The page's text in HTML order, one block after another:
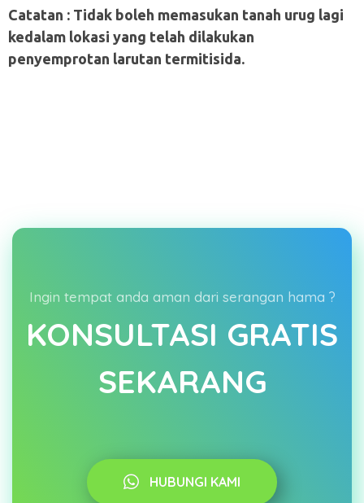
Catatan : Tidak boleh memasukan tanah urug lagi
kedalam lokasi yang telah dilakukan
penyemprotan larutan termitisida.
Ingin tempat anda aman dari serangan hama ?
KONSULTASI GRATIS
SEKARANG
HUBUNGI KAMI